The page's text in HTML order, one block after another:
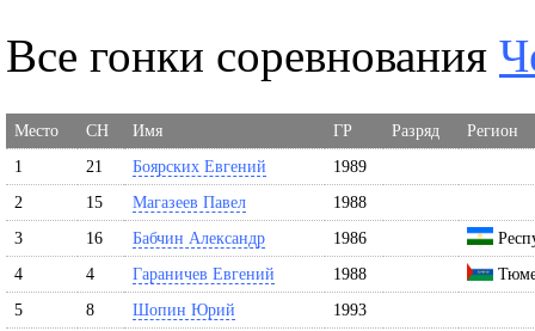
Все гонки соревнования
Место СН Имя ГР Разряд
Регион
1
21 Боярских Евгений
1989
2
15 Магазеев Павел
1988
3
16 Бабчин Александр 1986
4
4 Гараничев Евгений 1988
5
8 Шопин Юрий
1993